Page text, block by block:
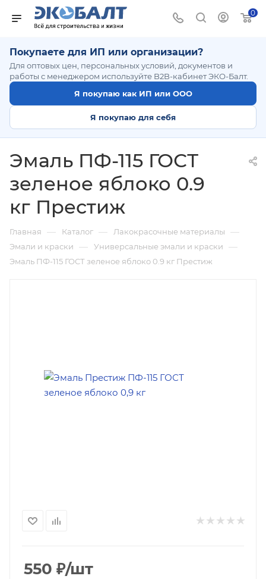
0
Покупаете для ИП или организации?
Для оптовых цен, персональных условий, документов и
работы с менеджером используйте B2B-кабинет ЭКО-Балт.
Я покупаю как ИП или ООО
Я покупаю для себя
Эмаль ПФ-115 ГОСТ
зеленое яблоко 0.9
кг Престиж
Главная — Каталог — Лакокрасочные материалы —
Эмали и краски — Универсальные эмали и краски —
Эмаль ПФ-115 ГОСТ зеленое яблоко 0.9 кг Престиж
550 ₽/шт